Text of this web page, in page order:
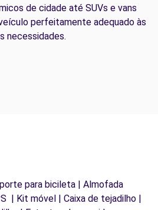
de cidade até SUVs e vans
perfeitamente adequado às
necessidades.
para bicileta | Almofada
| Kit móvel | Caixa de tejadilho |